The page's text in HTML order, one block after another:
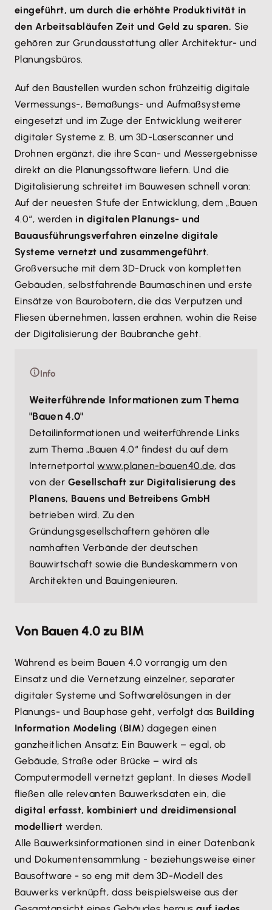
eingeführt, um durch die erhöhte Produktivität in
den Arbeitsabläufen Zeit und Geld zu sparen. Sie
gehören zur Grundausstattung aller Architektur- und
Planungsbüros.
Auf den Baustellen wurden schon frühzeitig digitale
Vermessungs-, Bemaßungs- und Aufmaßsysteme
eingesetzt und im Zuge der Entwicklung weiterer
digitaler Systeme z. B. um 3D-Laserscanner und
Drohnen ergänzt, die ihre Scan- und Messergebnisse
direkt an die Planungssoftware liefern. Und die
Digitalisierung schreitet im Bauwesen schnell voran:
Auf der neuesten Stufe der Entwicklung, dem „Bauen
4.0“, werden in digitalen Planungs- und
Bauausführungsverfahren einzelne digitale
Systeme vernetzt und zusammengeführt.
Großversuche mit dem 3D-Druck von kompletten
Gebäuden, selbstfahrende Baumaschinen und erste
Einsätze von Baurobotern, die das Verputzen und
Fliesen übernehmen, lassen erahnen, wohin die Reise
der Digitalisierung der Baubranche geht.
Info
Weiterführende Informationen zum Thema
"Bauen 4.0"
Detailinformationen und weiterführende Links
zum Thema „Bauen 4.0“ findest du auf dem
Internetportalwww.planen-bauen40.de, das
von der Gesellschaft zur Digitalisierung des
Planens, Bauens und Betreibens GmbH
betrieben wird. Zu den
Gründungsgesellschaftern gehören alle
namhaften Verbände der deutschen
Bauwirtschaft sowie die Bundeskammern von
Architekten und Bauingenieuren.
Von Bauen 4.0 zu BIM
Während es beim Bauen 4.0 vorrangig um den
Einsatz und die Vernetzung einzelner, separater
digitaler Systeme und Softwarelösungen in der
Planungs- und Bauphase geht, verfolgt das Building
Information Modeling (BIM) dagegen einen
ganzheitlichen Ansatz: Ein Bauwerk – egal, ob
Gebäude, Straße oder Brücke – wird als
Computermodell vernetzt geplant. In dieses Modell
fließen alle relevanten Bauwerksdaten ein, die
digital erfasst, kombiniert und dreidimensional
modelliert werden.
Alle Bauwerksinformationen sind in einer Datenbank
und Dokumentensammlung - beziehungsweise einer
Bausoftware - so eng mit dem 3D-Modell des
Bauwerks verknüpft, dass beispielsweise aus der